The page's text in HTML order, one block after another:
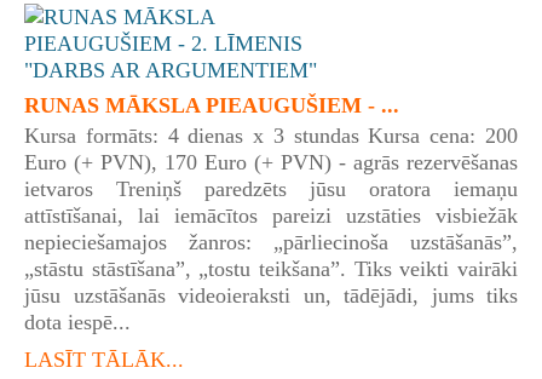
RUNAS MĀKSLA PIEAUGUŠIEM - ...
Kursa formāts: 4 dienas x 3 stundas Kursa cena: 200
Euro (+ PVN), 170 Euro (+ PVN) - agrās rezervēšanas
ietvaros Treniņš paredzēts jūsu oratora iemaņu
attīstīšanai, lai iemācītos pareizi uzstāties visbiežāk
nepieciešamajos žanros: „pārliecinoša uzstāšanās”,
„stāstu stāstīšana”, „tostu teikšana”. Tiks veikti vairāki
jūsu uzstāšanās videoieraksti un, tādējādi, jums tiks
dota iespē...
LASĪT TĀLĀK...